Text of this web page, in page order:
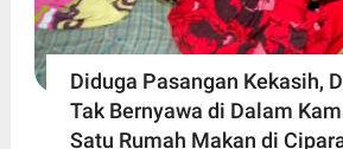
Diduga Pasangan Kekasih,
Tak Bernyawa di Dalam
Satu Rumah Makan di